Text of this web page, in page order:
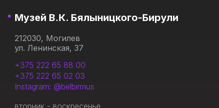
Музей В.К. Бялыницкого-Бирули
212030, Могилев
ул. Ленинская, 37
+375 222 65 88 00
+375 222 65 02 03
Instagram: @belbirmus